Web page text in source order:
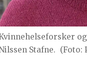
Stafne. (Foto: